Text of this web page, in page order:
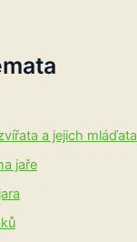
a jejich mláďata
jaře